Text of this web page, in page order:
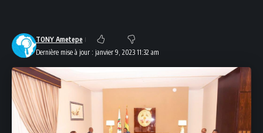
Dernière mise à jour : janvier 9, 2023 11:32 am
TONY Ametepe